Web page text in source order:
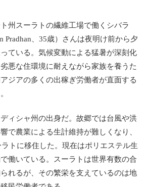
州スーラトの繊維工場で働くシバラ
Pradhan、35歳）さんは夜明け前から夕
ている。気候変動による猛暑が深刻化
悪な住環境に耐えながら家族を養うた
ジアの多くの出稼ぎ労働者が直面する
ィシャ州の出身だ。故郷では台風や洪
で農業による生計維持が難しくなり、
トに移住した。現在はポリエステル生
働いている。スーラトは世界有数の合
れるが、その繁栄を支えているのは地